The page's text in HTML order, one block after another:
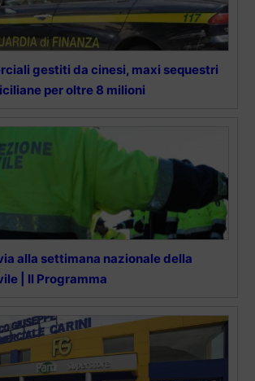
gestiti da cinesi, maxi sequestri
per oltre 8 milioni
alla settimana nazionale della
| Il Programma